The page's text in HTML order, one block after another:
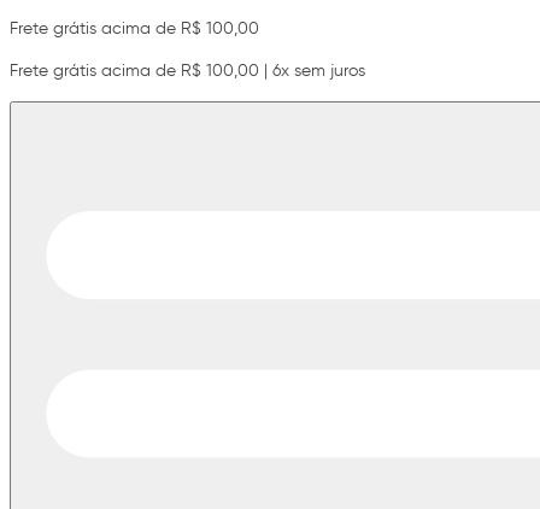
Frete grátis acima de R$ 100,00
Frete grátis acima de R$ 100,00 | 6x sem juros